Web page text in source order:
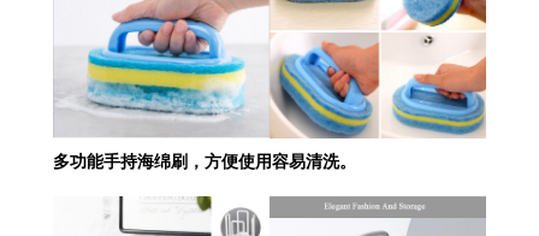
多功能手持海绵刷，方便使用容易清洗。